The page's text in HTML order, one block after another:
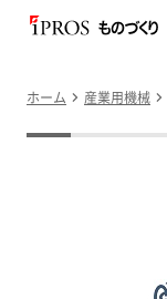
ホーム 産業用機械